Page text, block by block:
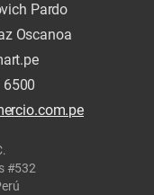
Pardo
Oscanoa
#532